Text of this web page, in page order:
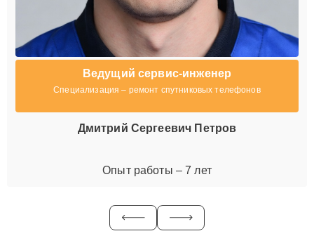
Ведущий сервис-инженер
Специализация – ремонт спутниковых телефонов
Дмитрий Сергеевич Петров
Опыт работы – 7 лет